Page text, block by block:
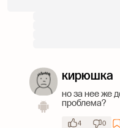
кирюшка
но за нее же
проблема?
4 0